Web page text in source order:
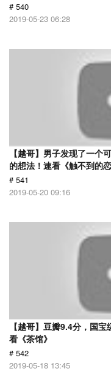
# 540
2019-05-23 06:28
【越哥】男子发现了一个
的想法！速看《触不到的恋
# 541
2019-05-20 09:16
【越哥】豆瓣9.4分，国
看《茶馆》
# 542
2019-05-18 13:45